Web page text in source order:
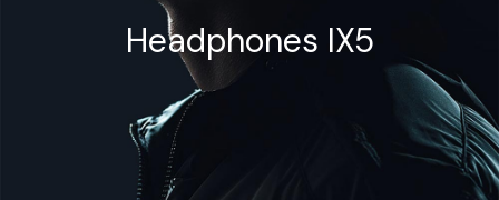
Headphones IX5